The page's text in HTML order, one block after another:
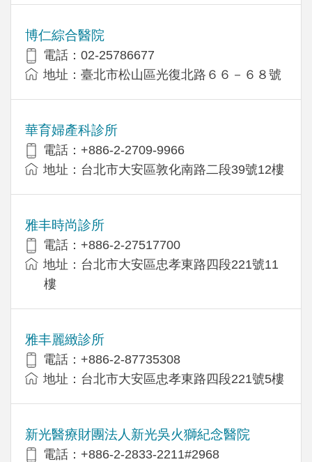
博仁綜合醫院
電話：02-25786677
地址：臺北市松山區光復北路６６－６８號
華育婦產科診所
電話：+886-2-2709-9966
地址：台北市大安區敦化南路二段39號12樓
雅丰時尚診所
電話：+886-2-27517700
地址：台北市大安區忠孝東路四段221號11
樓
雅丰麗緻診所
電話：+886-2-87735308
地址：台北市大安區忠孝東路四段221號5樓
新光醫療財團法人新光吳火獅紀念醫院
電話：+886-2-2833-2211#2968